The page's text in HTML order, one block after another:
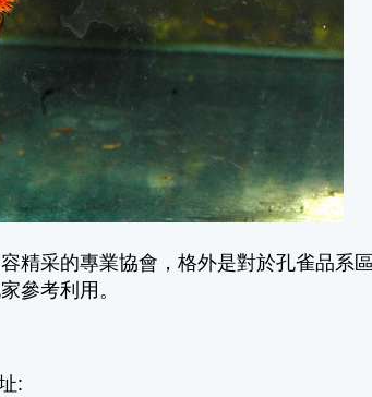
精采的專業協會，格外是對於孔雀品系
參考利用。
: